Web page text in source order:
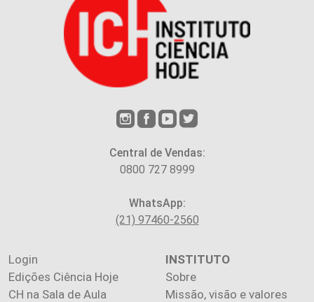
Central de Vendas:
0800 727 8999
WhatsApp:
(21) 97460-2560
Login
Edições Ciência Hoje
CH na Sala de Aula
INSTITUTO
Sobre
Missão, visão e valores